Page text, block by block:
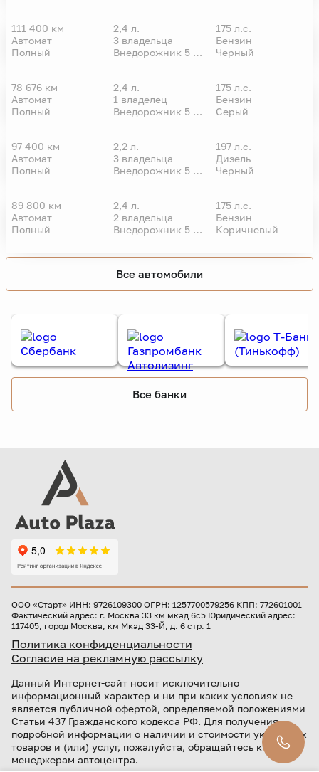
VIN
111 400 км 2,4 л.
175 л.с.
Автомат
3 владельца
Бензин
Полный
Внедорожник 5 дв. Черный
VIN
78 676 км 2,4 л.
175 л.с.
Автомат
1 владелец
Бензин
Полный
Внедорожник 5 дв. Серый
VIN
97 400 км 2,2 л.
197 л.с.
Автомат
3 владельца
Дизель
Полный
Внедорожник 5 дв. Черный
VIN
89 800 км 2,4 л.
175 л.с.
Автомат
2 владельца
Бензин
Полный
Внедорожник 5 дв. Коричневый
Все автомобили
Все банки
ООО «Старт» ИНН: 9726109300 ОГРН: 1257700579256 КПП: 772601001
Фактический адрес: г. Москва 33 км мкад 6с5 Юридический адрес:
117405, город Москва, км Мкад 33-Й, д. 6 стр. 1
Политика конфиденциальности
Согласие на рекламную рассылку
Данный Интернет-сайт носит исключительно
информационный характер и ни при каких условиях не
является публичной офертой, определяемой положениями
Статьи 437 Гражданского кодекса РФ. Для получения
подробной информации о наличии и стоимости указанных
товаров и (или) услуг, пожалуйста, обращайтесь к
менеджерам автоцентра.